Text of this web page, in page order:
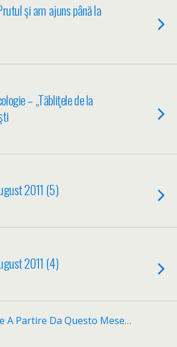
şi am ajuns până la
– „Tăbliţele de la
2011 (5)
2011 (4)
A Partire Da Questo Mese…